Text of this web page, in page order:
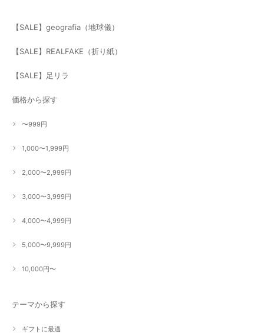
【SALE】geografia（地球儀）
【SALE】REALFAKE（折り紙）
【SALE】足リラ
価格から探す
〜999円
1,000〜1,999円
2,000〜2,999円
3,000〜3,999円
4,000〜4,999円
5,000〜9,999円
10,000円〜
テーマから探す
ギフトに最適